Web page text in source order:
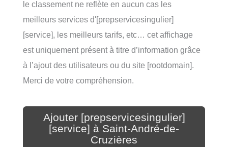
le classement ne reflète en aucun cas les
meilleurs services d'[prepservicesingulier]
[service], les meilleurs tarifs, etc… cet affichage
est uniquement présent à titre d’information grâce
à l’ajout des utilisateurs ou du site [rootdomain].
Merci de votre compréhension.
Ajouter [prepservicesingulier]
[service] à Saint-André-de-
Cruzières